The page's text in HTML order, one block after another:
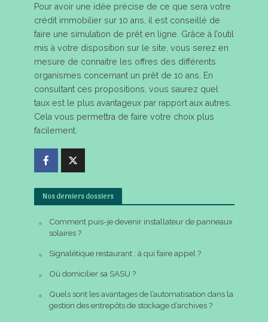
Pour avoir une idée précise de ce que sera votre
crédit immobilier sur 10 ans, il est conseillé de
faire une simulation de prêt en ligne. Grâce à l’outil
mis à votre disposition sur le site, vous serez en
mesure de connaitre les offres des différents
organismes concernant un prêt de 10 ans. En
consultant ces propositions, vous saurez quel
taux est le plus avantageux par rapport aux autres.
Cela vous permettra de faire votre choix plus
facilement.
Nos derniers dossiers
Comment puis-je devenir installateur de panneaux
solaires ?
Signalétique restaurant : à qui faire appel ?
Où domicilier sa SASU ?
Quels sont les avantages de l’automatisation dans la
gestion des entrepôts de stockage d’archives ?